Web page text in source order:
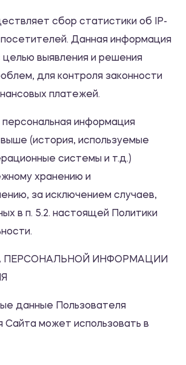
сбор статистики об IP-
Данная информация
целью выявления и решения
для контроля законности
платежей.
информация
(история, используемые
системы и т.д.)
хранению и
за исключением случаев,
в п. 5.2. настоящей Политики
ПЕРСОНАЛЬНОЙ ИНФОРМАЦИИ
данные Пользователя
Сайта может использовать в